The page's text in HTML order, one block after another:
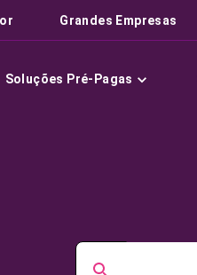
Grandes Empresas
Soluções Pré-Pagas